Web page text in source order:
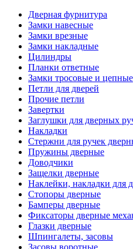
Дверная фурнитура
Замки навесные
Замки врезные
Замки накладные
Цилиндры
Планки ответные
Замки тросовые и цепные
Петли для дверей
Прочие петли
Завертки
Заглушки для дверных
Накладки
Стержни для ручек
Пружины дверные
Доводчики
Защелки дверные
Наклейки, накладки для
Стопоры дверные
Бамперы дверные
Фиксаторы дверные
Глазки дверные
Шпингалеты, засовы
Засовы воротные